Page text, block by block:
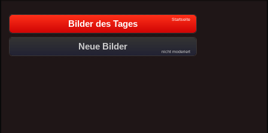
Bilder des Tages Startseite
Neue Bilder
nicht moderiert